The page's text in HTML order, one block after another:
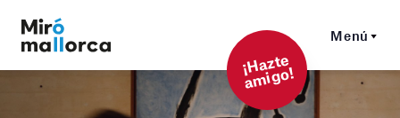
Menú
¡
Hazt
e
a
mi
g
o!